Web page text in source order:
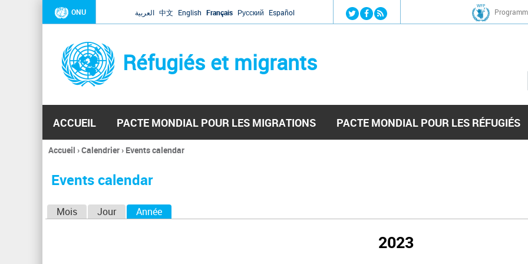
Jump to navigation
ONU العربية 中文 English Français Русский Español
Réfugiés et migrants
ACCUEIL PACTE MONDIAL POUR LES MIGRATIONS PACTE MONDIAL POUR LES RÉFUGIÉS
Vous
ici
Accueil ›Calendrier› Events calendar
Events calendar
Mois Jour Année
2023